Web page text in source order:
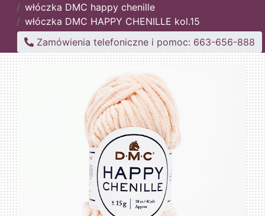
włóczka DMC happy chenille
włóczka DMC HAPPY CHENILLE kol.15
Zamówienia telefoniczne i pomoc: 663-656-888